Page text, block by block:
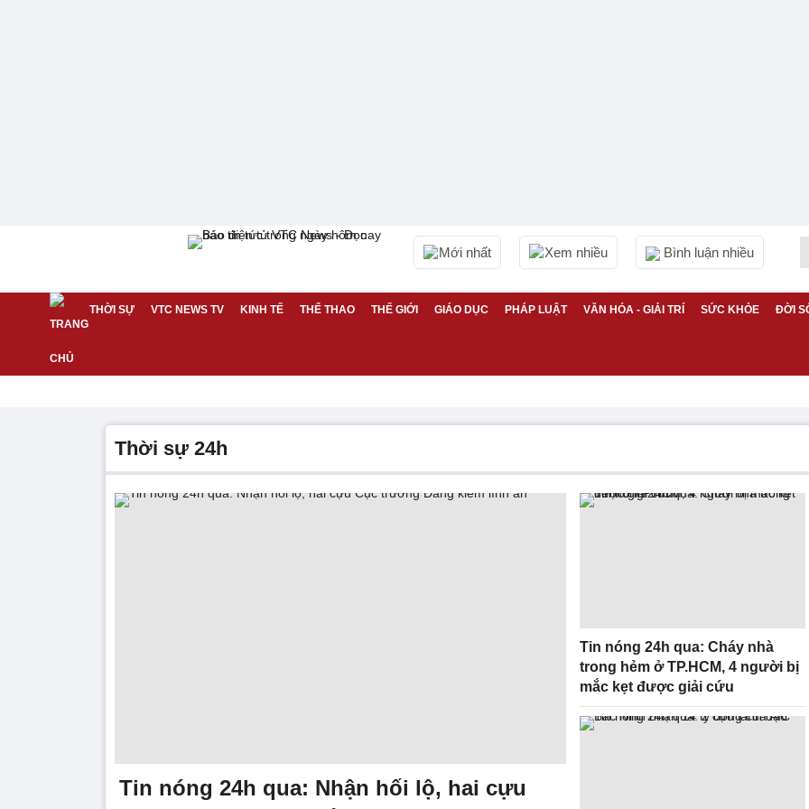
Mới nhất Xem nhiều Bình luận nhiều
THỜI SỰ VTC NEWS TV KINH TẾ THỂ THAO THẾ GIỚI GIÁO DỤC PHÁP LUẬT VĂN HÓA - GIẢI TRÍ SỨC KHỎE ĐỜI
thời sự 24h
Tin nóng 24h qua: Nhận hối lộ, hai cựu
Tin nóng 24h qua: Cháy nhà
trong hẻm ở TP.HCM, 4 người bị
mắc kẹt được giải cứu